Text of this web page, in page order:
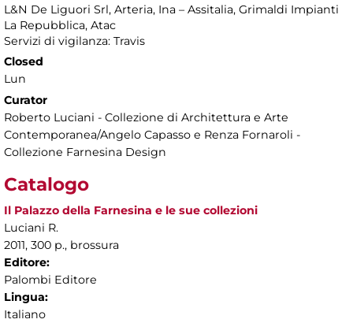
L&N De Liguori Srl, Arteria, Ina – Assitalia, Grimaldi Impianti
La Repubblica, Atac
Servizi di vigilanza: Travis
Closed
Lun
Curator
Roberto Luciani - Collezione di Architettura e Arte
Contemporanea/Angelo Capasso e Renza Fornaroli -
Collezione Farnesina Design
Catalogo
Il Palazzo della Farnesina e le sue collezioni
Luciani R.
2011, 300 p., brossura
Editore:
Palombi Editore
Lingua:
Italiano